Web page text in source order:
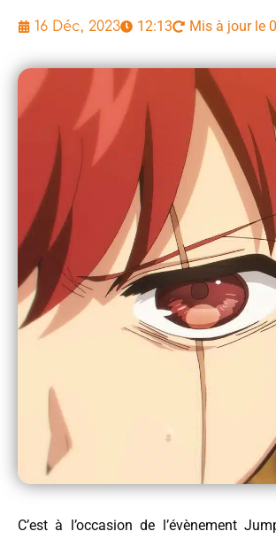
16 Déc, 2023 12:13 Mis à jour le
C’est à l’occasion de l’évènement